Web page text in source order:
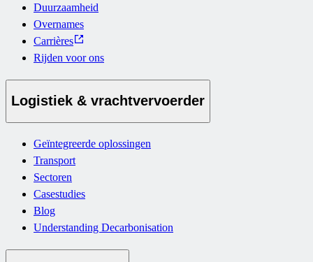
Duurzaamheid
Overnames
Carrières
Rijden voor ons
Logistiek & vrachtvervoerder
Geïntegreerde oplossingen
Transport
Sectoren
Casestudies
Blog
Understanding Decarbonisation